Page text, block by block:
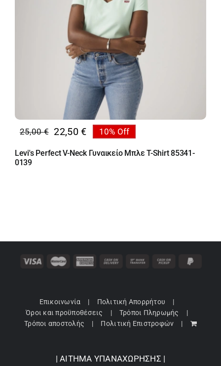
25,00€
Original
price
was:
22,50 €
Η
τρέχουσα
τιμή
10% Off
Levi's Perfect V-Neck Γυναικείο Μπλε T-Shirt 85341-
0139
Επικοινωνία
Πολιτική Απορρήτου
Όροι και προϋποθέσεις
Τρόποι Πληρωμής
Τρόποι αποστολής
Πολιτική Επιστροφών
| ΑΙΤΗΜΑ ΥΠΑΝΑΧΩΡΗΣΗΣ |